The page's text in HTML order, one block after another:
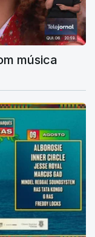
música